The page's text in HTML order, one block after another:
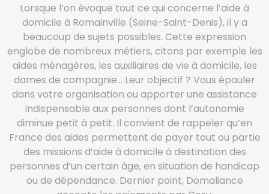
Lorsque l’on évoque tout ce qui concerne l’aide à
domicile à Romainville (Seine-Saint-Denis), il y a
beaucoup de sujets possibles. Cette expression
englobe de nombreux métiers, citons par exemple les
aides ménagères, les auxiliaires de vie à domicile, les
dames de compagnie… Leur objectif ? Vous épauler
dans votre organisation ou apporter une assistance
indispensable aux personnes dont l’autonomie
diminue petit à petit. Il convient de rappeler qu’en
France des aides permettent de payer tout ou partie
des missions d’aide à domicile à destination des
personnes d’un certain âge, en situation de handicap
ou de dépendance. Dernier point, Domaliance